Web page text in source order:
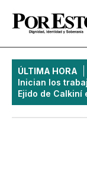
ÚLTIMA HORA
Inician los
Ejido de Calkiní